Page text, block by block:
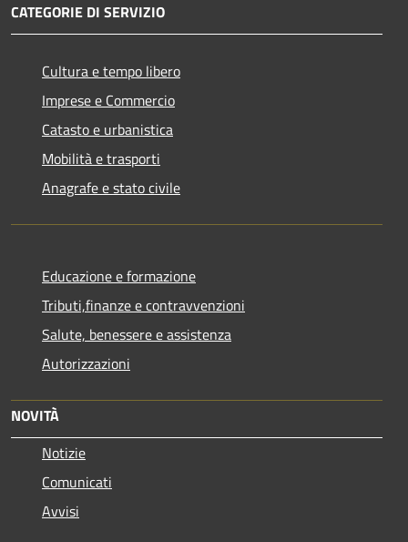
CATEGORIE DI SERVIZIO
Cultura e tempo libero
Imprese e Commercio
Catasto e urbanistica
Mobilità e trasporti
Anagrafe e stato civile
Educazione e formazione
Tributi,finanze e contravvenzioni
Salute, benessere e assistenza
Autorizzazioni
NOVITÀ
Notizie
Comunicati
Avvisi